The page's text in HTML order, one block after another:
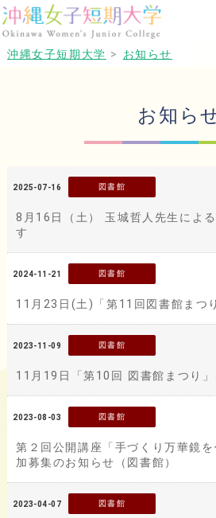
沖縄女子短期大学 > お知らせ
お知ら
2025-07-16 図書館
8月16日（土） 玉城哲人先生によ
す
2024-11-21 図書館
11月23日(土)「第11回図書館まつ
2023-11-09 図書館
11月19日「第10回 図書館まつり」
2023-08-03 図書館
第２回公開講座「手づくり万華鏡
加募集のお知らせ（図書館）
2023-04-07 図書館